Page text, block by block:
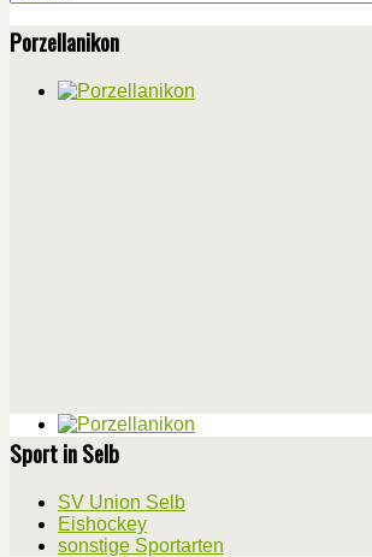
Porzellanikon
Sport in Selb
SV Union Selb
Eishockey
sonstige Sportarten